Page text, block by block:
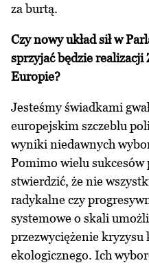
za burtą.
Czy nowy układ sił w
sprzyjać będzie
Europie?
Jesteśmy świadkami
europejskim szczeblu
wyniki niedawnych
Pomimo wielu
stwierdzić, że nie
radykalne czy
systemowe o skali
przezwyciężenie kryzysu
ekologicznego. Ich